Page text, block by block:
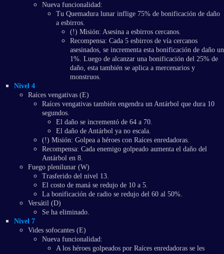
Nueva funcionalidad:
Tu Quemadura lunar inflige 75% de bonificación de daño
a esbirros.
(!) Misión: Asesina a esbirros cercanos.
Recompensa: Cada 5 esbirros de vía cercanos
asesinados, se incrementa esta bonificación de daño un
1%. Luego de alcanzar una bonificación del 25% de
daño, esta también se aplica a mercenarios y
monstruos.
Nivel 4
Raíces vengativas (E)
Raíces vengativas también engendra un Antárbol que dura 10
segundos.
El daño se incrementó de 64 a 70.
El daño de Antárbol ya no escala.
(!) Misión: Golpea a héroes con Raíces enredadoras.
Recompensa: Cada enemigo golpeado aumenta el daño del
Antárbol en 8.
Fuego plenilunar (W)
Trasferido del nivel 13.
El costo de maná se redujo de 10 a 5.
La bonificación de radio se redujo del 60 al 50%.
Versátil (D)
Se ha eliminado.
Nivel 7
Vides sofocantes (E)
Nueva funcionalidad:
A los héroes golpeados por Raíces enredadoras se les